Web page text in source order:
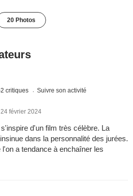
20 Photos
critiques Suivre son activité
février 2024
d'un film très célèbre. La
dans la personnalité des jurées.
a tendance à enchaîner les